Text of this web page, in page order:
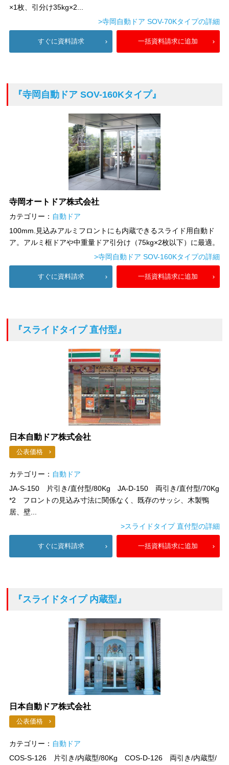
×1枚、引分け35kg×2...
>寺岡自動ドア SOV-70Kタイプの詳細
すぐに資料請求 一括資料請求に追加
『寺岡自動ドア SOV-160Kタイプ』
寺岡オートドア株式会社
カテゴリー： 自動ドア
100mm.見込みアルミフロントにも内蔵できるスライド用自動ド
ア。アルミ框ドアや中重量ドア引分け（75kg×2枚以下）に最適。
>寺岡自動ドア SOV-160Kタイプの詳細
すぐに資料請求 一括資料請求に追加
『スライドタイプ 直付型』
日本自動ドア株式会社
公表価格
カテゴリー： 自動ドア
JA-S-150 片引き/直付型/80Kg JA-D-150 両引き/直付型/70Kg
*2 フロントの見込み寸法に関係なく、既存のサッシ、木製鴨
居、壁...
>スライドタイプ 直付型の詳細
すぐに資料請求 一括資料請求に追加
『スライドタイプ 内蔵型』
日本自動ドア株式会社
公表価格
カテゴリー： 自動ドア
COS-S-126 片引き/内蔵型/80Kg COS-D-126 両引き/内蔵型/